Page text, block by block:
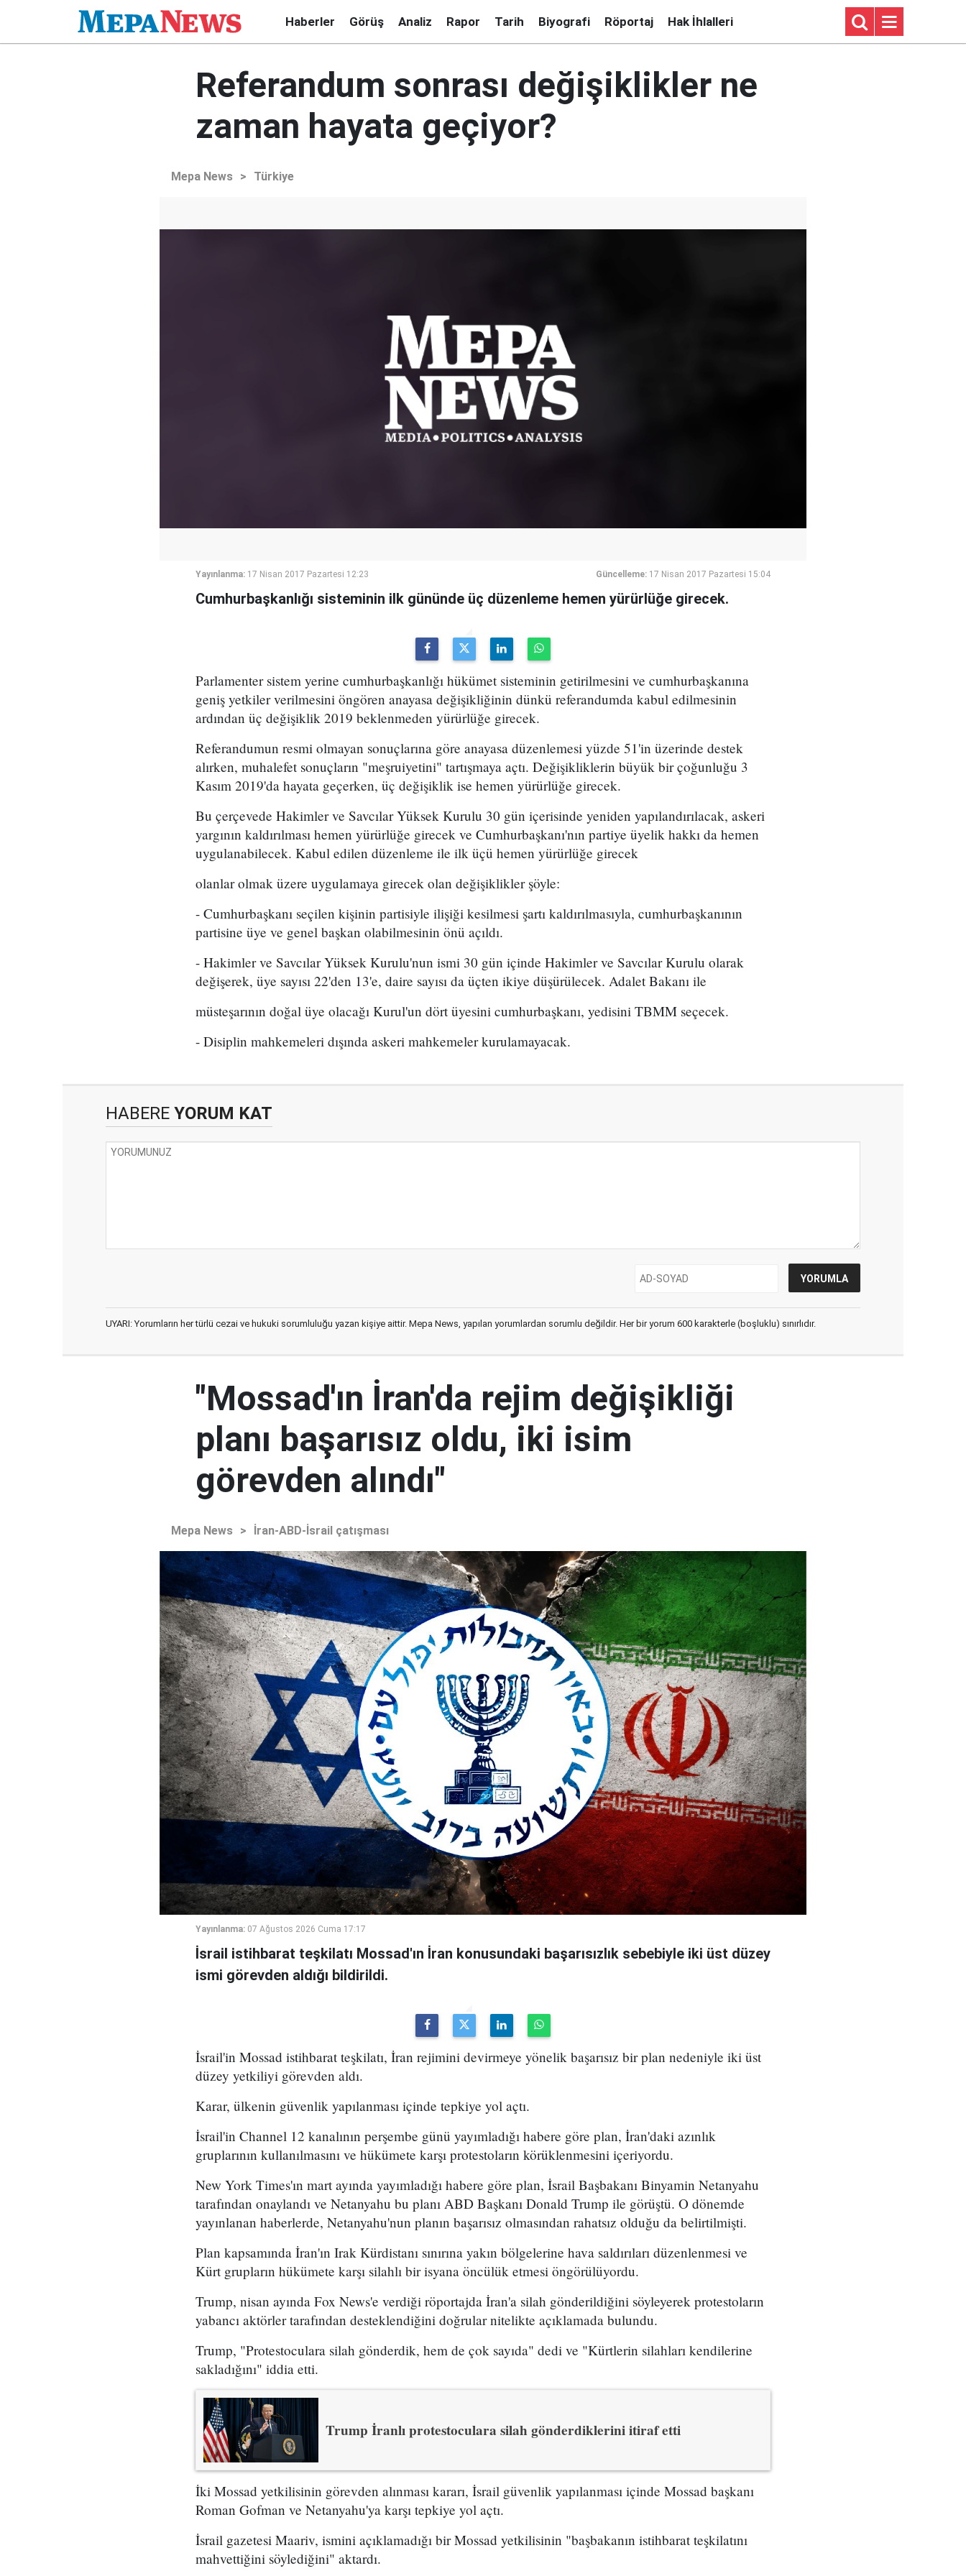
Haberler Görüş Analiz Rapor Tarih Biyografi Röportaj Hak İhlalleri
Referandum sonrası değişiklikler ne
zaman hayata geçiyor?
Mepa News > Türkiye
Yayınlanma: 17 Nisan 2017 Pazartesi 12:23 Güncelleme: 17 Nisan 2017 Pazartesi 15:04
Cumhurbaşkanlığı sisteminin ilk gününde üç düzenleme hemen yürürlüğe girecek.
Parlamenter sistem yerine cumhurbaşkanlığı hükümet sisteminin getirilmesini ve cumhurbaşkanına
geniş yetkiler verilmesini öngören anayasa değişikliğinin dünkü referandumda kabul edilmesinin
ardından üç değişiklik 2019 beklenmeden yürürlüğe girecek.
Referandumun resmi olmayan sonuçlarına göre anayasa düzenlemesi yüzde 51'in üzerinde destek
alırken, muhalefet sonuçların "meşruiyetini" tartışmaya açtı. Değişikliklerin büyük bir çoğunluğu 3
Kasım 2019'da hayata geçerken, üç değişiklik ise hemen yürürlüğe girecek.
Bu çerçevede Hakimler ve Savcılar Yüksek Kurulu 30 gün içerisinde yeniden yapılandırılacak, askeri
yargının kaldırılması hemen yürürlüğe girecek ve Cumhurbaşkanı'nın partiye üyelik hakkı da hemen
uygulanabilecek. Kabul edilen düzenleme ile ilk üçü hemen yürürlüğe girecek
olanlar olmak üzere uygulamaya girecek olan değişiklikler şöyle:
- Cumhurbaşkanı seçilen kişinin partisiyle ilişiği kesilmesi şartı kaldırılmasıyla, cumhurbaşkanının
partisine üye ve genel başkan olabilmesinin önü açıldı.
- Hakimler ve Savcılar Yüksek Kurulu'nun ismi 30 gün içinde Hakimler ve Savcılar Kurulu olarak
değişerek, üye sayısı 22'den 13'e, daire sayısı da üçten ikiye düşürülecek. Adalet Bakanı ile
müsteşarının doğal üye olacağı Kurul'un dört üyesini cumhurbaşkanı, yedisini TBMM seçecek.
- Disiplin mahkemeleri dışında askeri mahkemeler kurulamayacak.
HABERE YORUM KAT
UYARI: Yorumların her türlü cezai ve hukuki sorumluluğu yazan kişiye aittir. Mepa News, yapılan yorumlardan sorumlu değildir. Her bir yorum 600 karakterle (boşluklu) sınırlıdır.
"Mossad'ın İran'da rejim değişikliği
planı başarısız oldu, iki isim
görevden alındı"
Mepa News > İran-ABD-İsrail çatışması
Yayınlanma: 07 Ağustos 2026 Cuma 17:17
İsrail istihbarat teşkilatı Mossad'ın İran konusundaki başarısızlık sebebiyle iki üst düzey
ismi görevden aldığı bildirildi.
İsrail'in Mossad istihbarat teşkilatı, İran rejimini devirmeye yönelik başarısız bir plan nedeniyle iki üst
düzey yetkiliyi görevden aldı.
Karar, ülkenin güvenlik yapılanması içinde tepkiye yol açtı.
İsrail'in Channel 12 kanalının perşembe günü yayımladığı habere göre plan, İran'daki azınlık
gruplarının kullanılmasını ve hükümete karşı protestoların körüklenmesini içeriyordu.
New York Times'ın mart ayında yayımladığı habere göre plan, İsrail Başbakanı Binyamin Netanyahu
tarafından onaylandı ve Netanyahu bu planı ABD Başkanı Donald Trump ile görüştü. O dönemde
yayınlanan haberlerde, Netanyahu'nun planın başarısız olmasından rahatsız olduğu da belirtilmişti.
Plan kapsamında İran'ın Irak Kürdistanı sınırına yakın bölgelerine hava saldırıları düzenlenmesi ve
Kürt grupların hükümete karşı silahlı bir isyana öncülük etmesi öngörülüyordu.
Trump, nisan ayında Fox News'e verdiği röportajda İran'a silah gönderildiğini söyleyerek protestoların
yabancı aktörler tarafından desteklendiğini doğrular nitelikte açıklamada bulundu.
Trump, "Protestoculara silah gönderdik, hem de çok sayıda" dedi ve "Kürtlerin silahları kendilerine
sakladığını" iddia etti.
Trump İranlı protestoculara silah gönderdiklerini itiraf etti
İki Mossad yetkilisinin görevden alınması kararı, İsrail güvenlik yapılanması içinde Mossad başkanı
Roman Gofman ve Netanyahu'ya karşı tepkiye yol açtı.
İsrail gazetesi Maariv, ismini açıklamadığı bir Mossad yetkilisinin "başbakanın istihbarat teşkilatını
mahvettiğini söylediğini" aktardı.